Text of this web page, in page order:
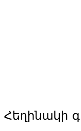
Հեղինակի